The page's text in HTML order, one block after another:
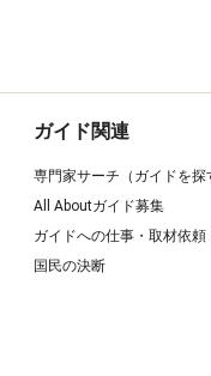
ガイド関連
専門家サーチ（ガイドを探
All Aboutガイド募集
ガイドへの仕事・取材依頼
国民の決断